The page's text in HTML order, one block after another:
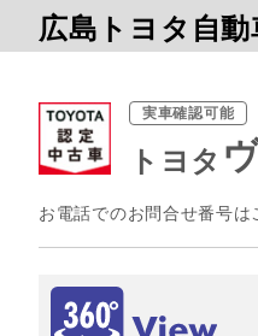
広島トヨタ自動
実車確認可能
トヨタ
お電話でのお問合せ番号